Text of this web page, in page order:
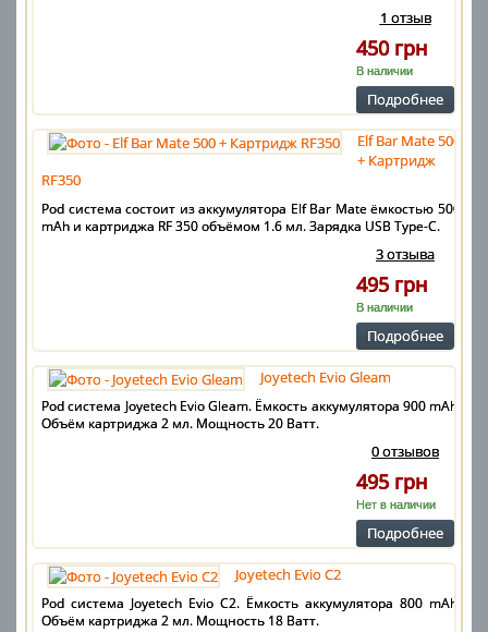
1 отзыв
450 грн
В наличии
Подробнее
Elf Bar Mate 500
+ Картридж
RF350
Pod система состоит из аккумулятора Elf Bar Mate ёмкостью 500
mAh и картриджа RF 350 объёмом 1.6 мл. Зарядка USB Type-C.
3 отзыва
495 грн
В наличии
Подробнее
Joyetech Evio Gleam
Pod система Joyetech Evio Gleam. Ёмкость аккумулятора 900 mAh.
Объём картриджа 2 мл. Мощность 20 Ватт.
0 отзывов
495 грн
Нет в наличии
Подробнее
Joyetech Evio C2
Pod система Joyetech Evio C2. Ёмкость аккумулятора 800 mAh.
Объём картриджа 2 мл. Мощность 18 Ватт.